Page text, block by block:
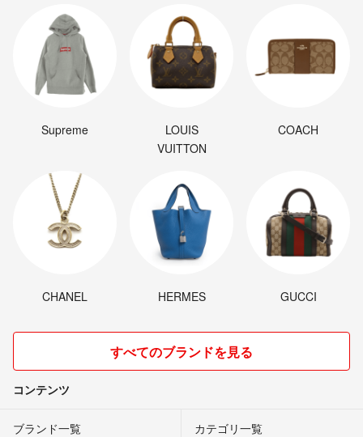
Supreme
LOUIS
VUITTON
COACH
CHANEL HERMES GUCCI
すべてのブランドを見る
コンテンツ
ブランド一覧 カテゴリ一覧